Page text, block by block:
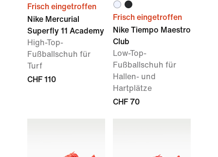
Frisch eingetroffen
Nike Mercurial
Superfly 11 Academy
High-Top-
Fußballschuh für
Turf
CHF 110
Frisch eingetroffen
Nike Tiempo Maestro
Club
Low-Top-
Fußballschuh für
Hallen- und
Hartplätze
CHF 70